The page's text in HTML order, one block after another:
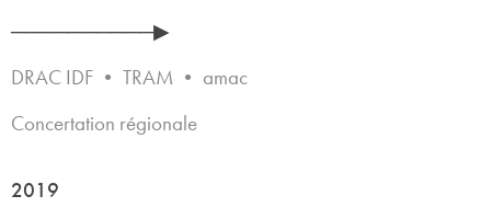
──────────▶
DRAC IDF • TRAM • amac
Concertation régionale
2019